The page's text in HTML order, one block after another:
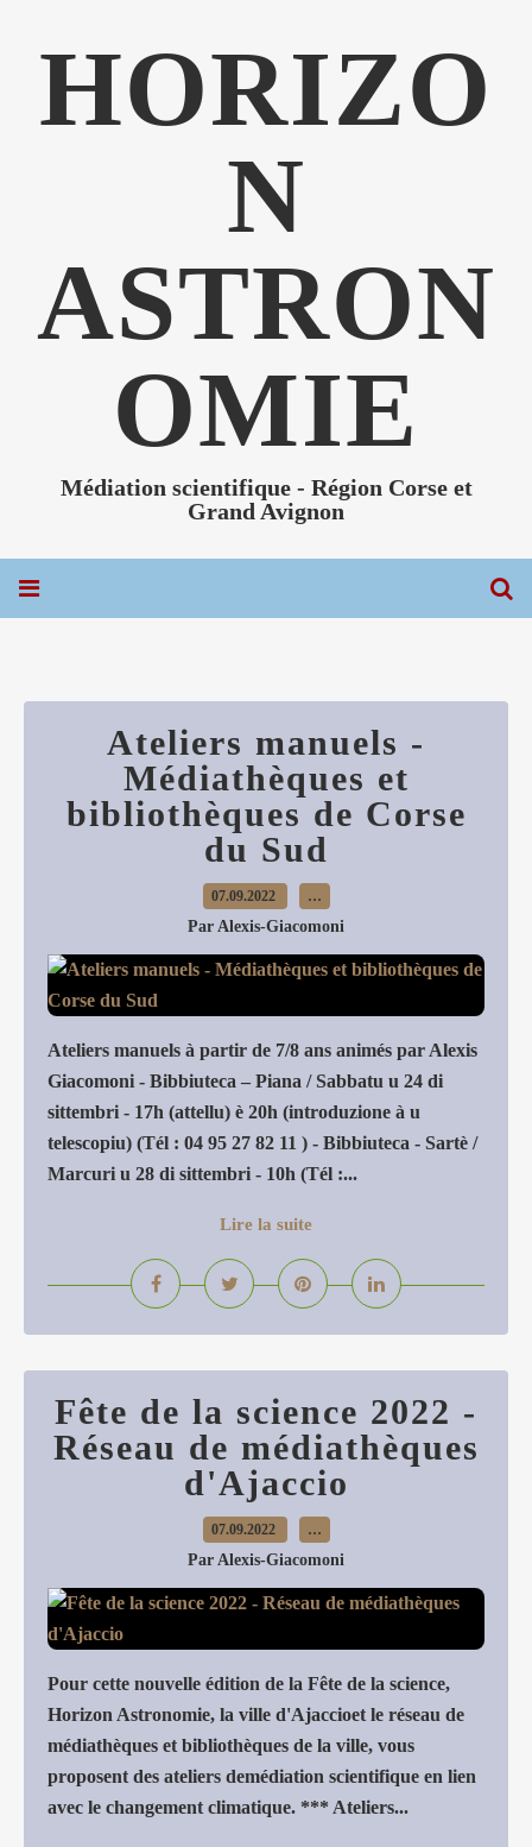
HORIZO
N
ASTRON
OMIE
Médiation scientifique - Région Corse et
Grand Avignon
Ateliers manuels -
Médiathèques et
bibliothèques de Corse
du Sud
07.09.2022 …
Par Alexis-Giacomoni
Ateliers manuels à partir de 7/8 ans animés par Alexis
Giacomoni - Bibbiuteca – Piana / Sabbatu u 24 di
sittembri - 17h (attellu) è 20h (introduzione à u
telescopiu) (Tél : 04 95 27 82 11 ) - Bibbiuteca - Sartè /
Marcuri u 28 di sittembri - 10h (Tél :...
Lire la suite
Fête de la science 2022 -
Réseau de médiathèques
d'Ajaccio
07.09.2022 …
Par Alexis-Giacomoni
Pour cette nouvelle édition de la Fête de la science,
Horizon Astronomie, la ville d'Ajaccioet le réseau de
médiathèques et bibliothèques de la ville, vous
proposent des ateliers demédiation scientifique en lien
avec le changement climatique. *** Ateliers...